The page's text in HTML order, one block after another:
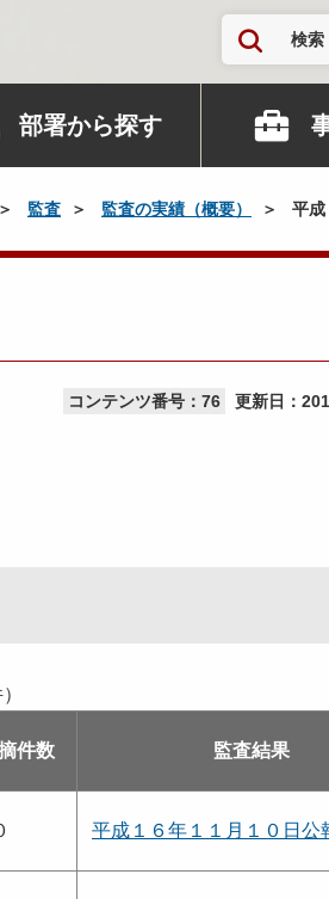
検索
部署から探す
監査 監査の実績（概要） 平成
コンテンツ番号：76 更新日：
件数 監査結果
平成１６年１１月１０日公